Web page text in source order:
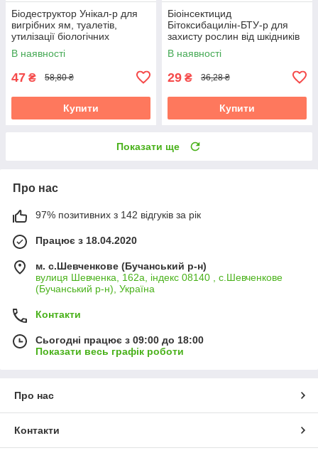
Біодеструктор Унікал-р для
вигрібних ям, туалетів,
утилізації біологічних
відходів, 35 мл, БТУ-Центр
В наявності
47 ₴ 58,80 ₴
Купити
Біоінсектицид
Бітоксибацилін-БТУ-р для
захисту рослин від шкідників
(жуків, кліщів), 35 мл, БТУ-
Центр
В наявності
29 ₴ 36,28 ₴
Купити
Показати ще
Про нас
97% позитивних з 142 відгуків за рік
Працює з 18.04.2020
м. с.Шевченкове (Бучанський р-н)
вулиця Шевченка, 162а, індекс 08140 , с.Шевченкове
(Бучанський р-н), Україна
Контакти
Сьогодні працює з 09:00 до 18:00
Показати весь графік роботи
Про нас
Контакти